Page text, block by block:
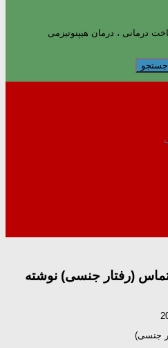
درمانی ، درمان هیپنوتیزمی
(رفتار جنسی) نوشته
جنسی)